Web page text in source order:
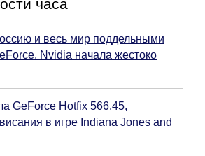
часа
и весь мир поддельными
Nvidia начала жестоко
GeForce Hotfix 566.45,
в игре Indiana Jones and